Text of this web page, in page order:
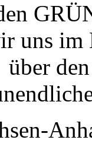
uns